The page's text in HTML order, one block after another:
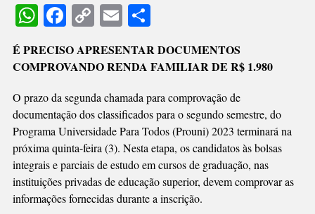
DO
DIA
3
WhatsApp
Facebook
CopyEmailShare
É PRECISO APRESENTAR DOCUMENTOS
COMPROVANDO RENDA FAMILIAR DE R$ 1.980
O prazo da segunda chamada para comprovação de
documentação dos classificados para o segundo semestre, do
Programa Universidade Para Todos (Prouni) 2023 terminará na
próxima quinta-feira (3). Nesta etapa, os candidatos às bolsas
integrais e parciais de estudo em cursos de graduação, nas
instituições privadas de educação superior, devem comprovar as
informações fornecidas durante a inscrição.